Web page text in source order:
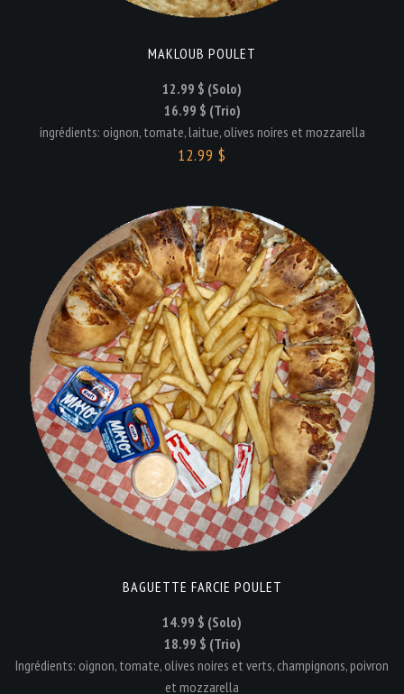
MAKLOUB POULET
12.99 $ (Solo)
16.99 $ (Trio)
ingrédients: oignon, tomate, laitue, olives noires et mozzarella
12.99 $
BAGUETTE FARCIE POULET
14.99 $ (Solo)
18.99 $ (Trio)
Ingrédients: oignon, tomate, olives noires et verts, champignons, poivron
et mozzarella